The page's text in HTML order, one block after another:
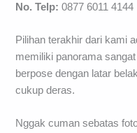
No. Telp: 0877 6011 4144
Pilihan terakhir dari kami
memiliki panorama
berpose dengan latar
cukup deras.
Nggak cuman sebatas